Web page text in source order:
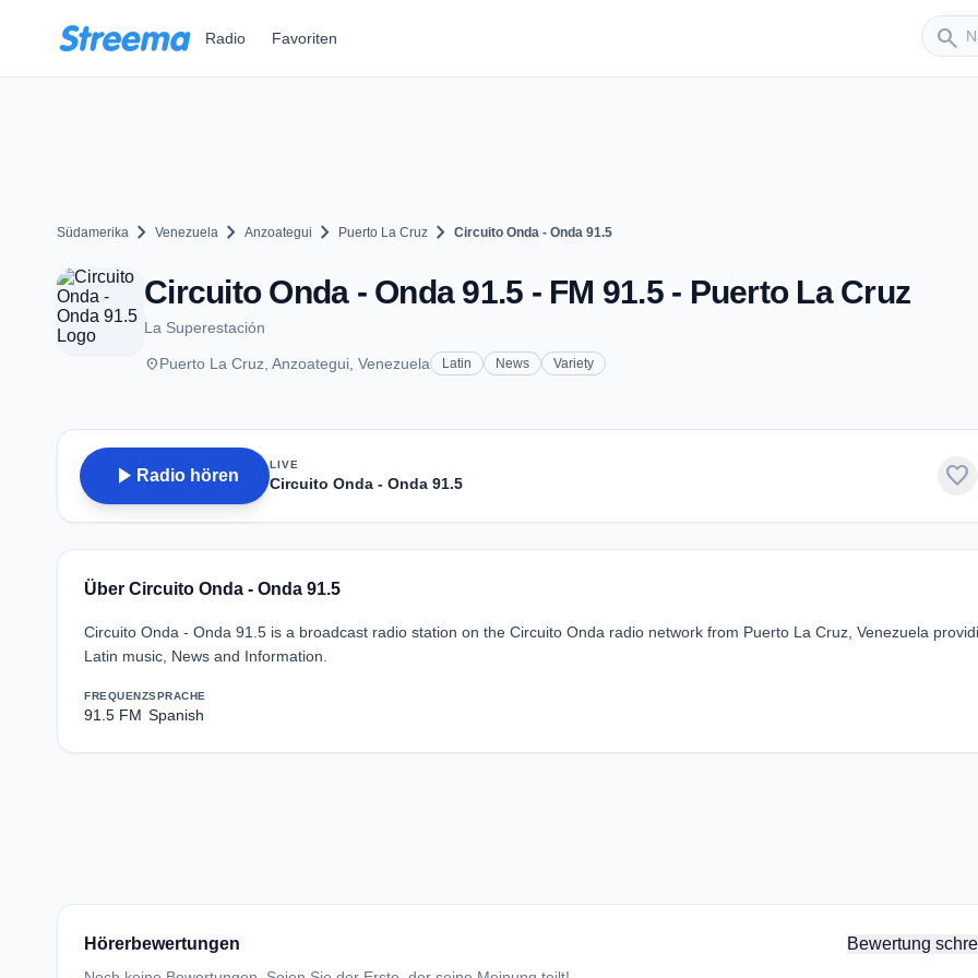
Radio Favoriten search
Sender
Südamerika chevron_right Venezuela chevron_right Anzoategui chevron_right Puerto La Cruz chevron_right Circuito Onda - Onda 91.5
Circuito Onda - Onda 91.5 - FM 91.5 - Puerto La Cruz
La Superestación
placePuerto La Cruz, Anzoategui, Venezuela Latin News Variety
play_arrow Radio hören
LIVE
Circuito Onda - Onda 91.5 favorite
Über Circuito Onda - Onda 91.5
Circuito Onda - Onda 91.5 is a broadcast radio station on the Circuito Onda radio network from Puerto La Cruz, Venezuela
Latin music, News and Information.
FREQUENZ
91.5 FM
SPRACHE
Spanish
Hörerbewertungen Bewertung